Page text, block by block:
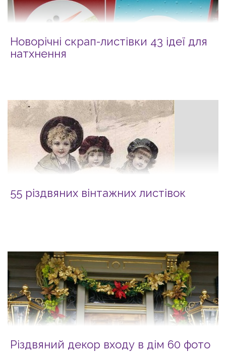
Новорічні скрап-листівки 43 ідеї для
натхнення
55 різдвяних вінтажних листівок
Різдвяний декор входу в дім 60 фото